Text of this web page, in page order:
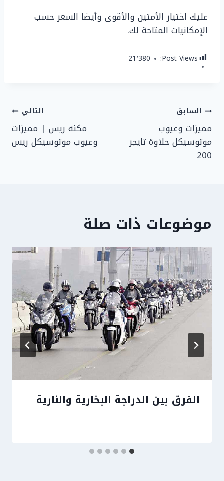
عليك اختيار الأمتين والأقوى وأيضا السعر حسب
الإمكانيات المتاحة لك.
Post Views: 21٬380
تصفّح
المقالات
السابق
مميزات وعيوب
موتوسيكل حلاوة تايجر
200
التالي
مكنه ريس | مميزات
وعيوب موتوسيكل ريس
موضوعات ذات صلة
الفرق بين الدراجة البخارية والنارية